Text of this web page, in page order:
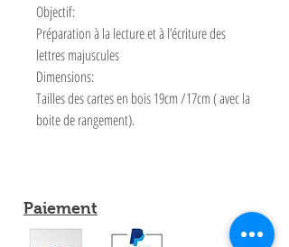
Objectif:
Préparation à la lecture et à l’écriture des
lettres majuscules
Dimensions:
Tailles des cartes en bois 19cm /17cm ( avec la
boite de rangement).
Paiement